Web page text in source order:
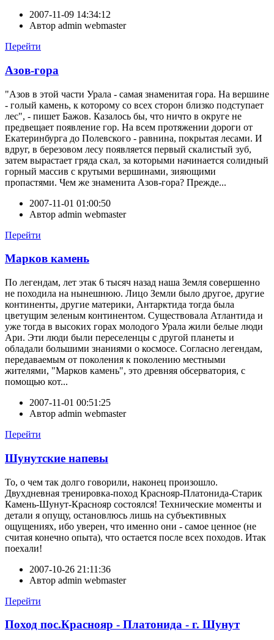
2007-11-09 14:34:12
Автор admin webmaster
Перейти
Азов-гора
"Азов в этой части Урала - самая знаменитая гора. На вершине
- голый камень, к которому со всех сторон близко подступает
лес", - пишет Бажов. Казалось бы, что ничто в округе не
предвещает появление гор. На всем протяжении дороги от
Екатеринбурга до Полевского - равнина, покрытая лесами. И
вдруг, в березовом лесу появляется первый скалистый зуб,
затем вырастает гряда скал, за которыми начинается солидный
горный массив с крутыми вершинами, зияющими
пропастями. Чем же знаменита Азов-гора? Прежде...
2007-11-01 01:00:50
Автор admin webmaster
Перейти
Марков камень
По легендам, лет этак 6 тысяч назад наша Земля совершенно
не походила на нынешнюю. Лицо Земли было другое, другие
континенты, другие материки, Антарктида тогда была
цветущим зеленым континентом. Существовала Атлантида и
уже тогда в высоких горах молодого Урала жили белые люди
Ари. Эти люди были переселенцы с другой планеты и
обладали большими знаниями о космосе. Согласно легендам,
передаваемым от поколения к поколению местными
жителями, "Марков камень", это древняя обсерватория, с
помощью кот...
2007-11-01 00:51:25
Автор admin webmaster
Перейти
Шунутские напевы
То, о чем так долго говорили, наконец произошло.
Двухдневная тренировка-поход Краснояр-Платонида-Старик
Камень-Шунут-Краснояр состоялся! Технические моменты и
детали я опущу, остановлюсь лишь на субъективных
ощущениях, ибо уверен, что именно они - самое ценное (не
считая конечно опыта), что остается после всех походов. Итак
поехали!
2007-10-26 21:11:36
Автор admin webmaster
Перейти
Поход пос.Краснояр - Платонида - г. Шунут